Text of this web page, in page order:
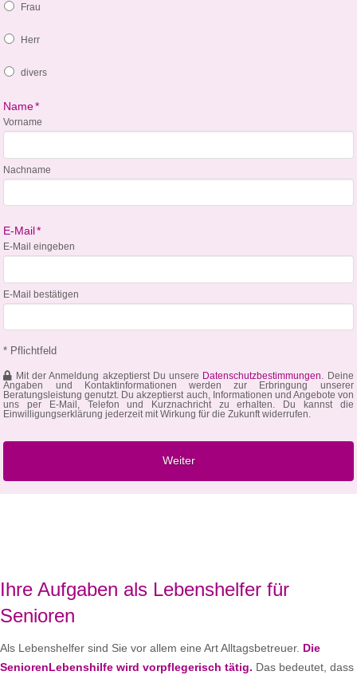
Frau
Herr
divers
Name*
Vorname
Nachname
E-Mail*
E-Mail eingeben
E-Mail bestätigen
* Pflichtfeld
Mit der Anmeldung akzeptierst Du unsere Datenschutzbestimmungen. Deine
Angaben und Kontaktinformationen werden zur Erbringung unserer
Beratungsleistung genutzt. Du akzeptierst auch, Informationen und Angebote von
uns per E-Mail, Telefon und Kurznachricht zu erhalten. Du kannst die
Einwilligungserklärung jederzeit mit Wirkung für die Zukunft widerrufen.
Ihre Aufgaben als Lebenshelfer für
Senioren
Als Lebenshelfer sind Sie vor allem eine Art Alltagsbetreuer. Die
SeniorenLebenshilfe wird vorpflegerisch tätig. Das bedeutet, dass